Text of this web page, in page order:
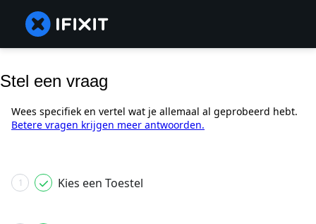
Stel een vraag
Wees specifiek en vertel wat je allemaal al geprobeerd hebt.
Betere vragen krijgen meer antwoorden.
1 Kies een Toestel